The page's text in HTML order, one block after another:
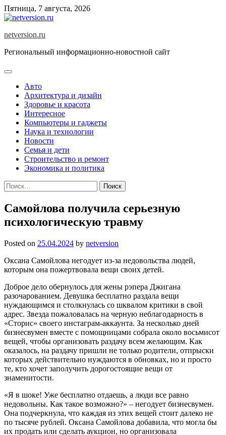
Skip
to
Пятница, 7 августа, 2026
netversion.ru
Региональный информационно-новостной сайт
Авто
Архитектура и дизайн
Здоровье и красота
Интересное
Компьютеры и гаджеты
Наука и технологии
Новости
Семья и дети
Строительство и ремонт
Экономика и политика
Найти:
Самойлова получила серьезную
психологическую травму
Posted on 25.04.2024 by netversion
Оксана Самойлова негодует из-за недовольства людей,
которым она пожертвовала вещи своих детей.
Доброе дело обернулось для жены рэпера Джигана
разочарованием. Девушка бесплатно раздала вещи
нуждающимся и столкнулась со шквалом критики в свой
адрес. Звезда пожаловалась на черную неблагодарность в
«Сторис» своего инстаграм-аккаунта. За несколько дней
бизнесвумен вместе с помощницами собрала около восьмисот
вещей, чтобы организовать раздачу всем желающим. Как
оказалось, на раздачу пришли не только родители, отпрыски
которых действительно нуждаются в обновках, но и просто
те, кто хочет заполучить дорогостоящие вещи от
знаменитости.
«Я в шоке! Уже бесплатно отдаешь, а люди все равно
недовольны. Как такое возможно?» – негодует бизнесвумен.
Она подчеркнула, что каждая из этих вещей стоит далеко не
по тысяче рублей. Оксана Самойлова добавила, что могла бы
их продать или сделать аукцион, но организовала